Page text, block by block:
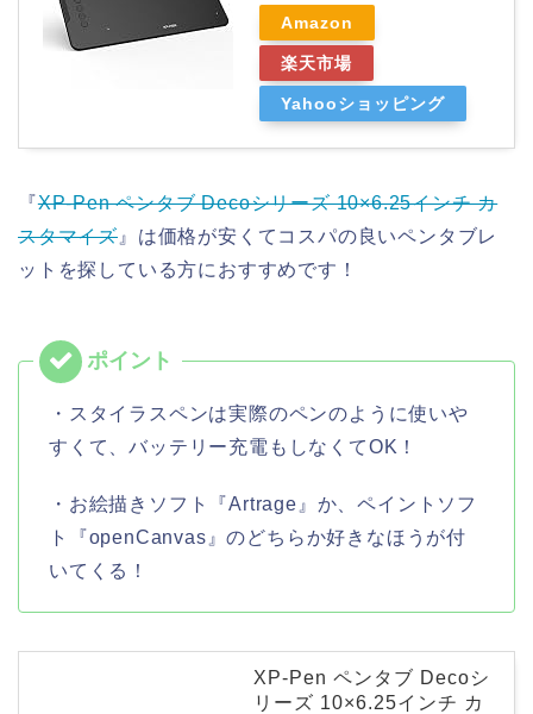
Amazon
楽天市場
Yahooショッピング
『XP-Pen ペンタブ Decoシリーズ 10×6.25インチ カ
スタマイズ 』は価格が安くてコスパの良いペンタブレ
ットを探している方におすすめです！
・スタイラスペンは実際のペンのように使いや
すくて、バッテリー充電もしなくてOK！
・お絵描きソフト『Artrage』か、ペイントソフ
ト『openCanvas』のどちらか好きなほうが付
いてくる！
XP-Pen ペンタブ Decoシ
リーズ 10×6.25インチ カ